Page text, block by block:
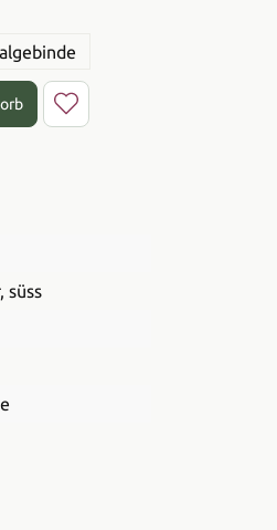
ein oder benutze die
, süss